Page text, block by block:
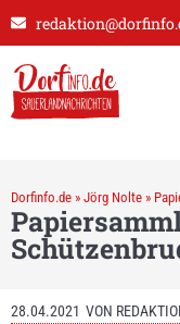
Dorfinfo.de » Jörg Nolte »
28.04.2021 VON